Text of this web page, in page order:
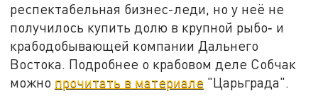
респектабельная бизнес-леди, но у неё не
получилось купить долю в крупной рыбо‑ и
крабодобывающей компании Дальнего
Востока. Подробнее о крабовом деле Собчак
можно прочитать в материале "Царьграда".